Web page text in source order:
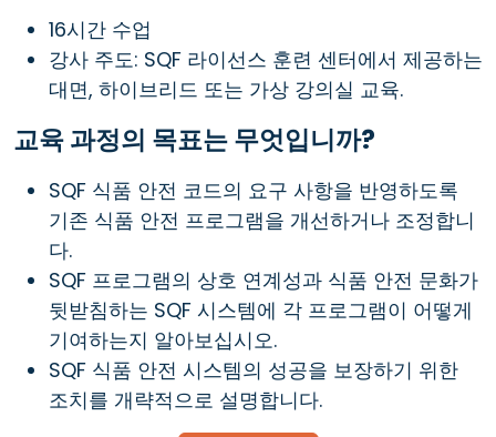
16시간 수업
강사 주도: SQF 라이선스 훈련 센터에서 제공하는
대면, 하이브리드 또는 가상 강의실 교육.
교육 과정의 목표는 무엇입니까?
SQF 식품 안전 코드의 요구 사항을 반영하도록
기존 식품 안전 프로그램을 개선하거나 조정합니
다.
SQF 프로그램의 상호 연계성과 식품 안전 문화가
뒷받침하는 SQF 시스템에 각 프로그램이 어떻게
기여하는지 알아보십시오.
SQF 식품 안전 시스템의 성공을 보장하기 위한
조치를 개략적으로 설명합니다.